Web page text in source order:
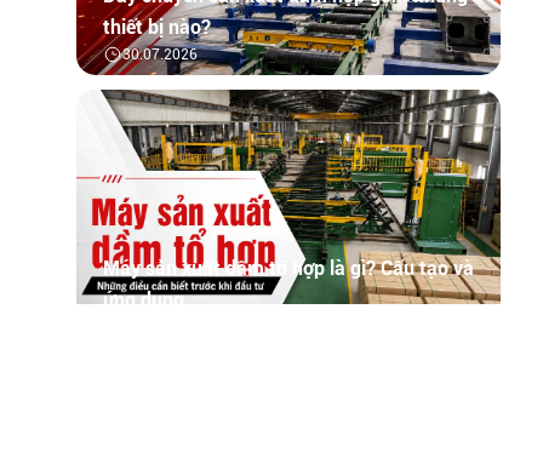
những thiết bị nào?
30.07.2026
Máy sản xuất dầm tổ hợp là gì? Cấu tạo
và ứng dụng